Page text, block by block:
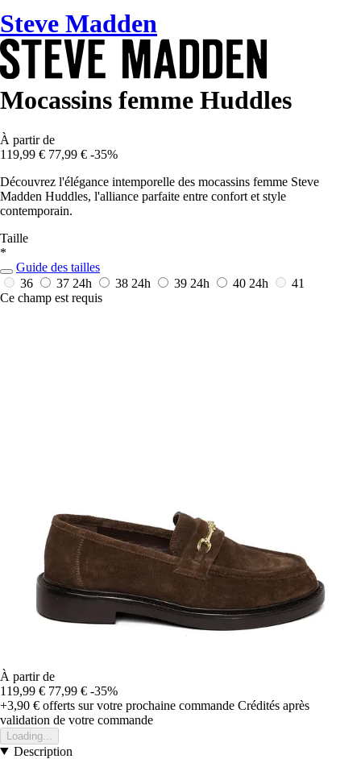
Steve Madden
Mocassins femme Huddles
À partir de
119,99 € 77,99 € -35%
Découvrez l'élégance intemporelle des mocassins femme Steve
Madden Huddles, l'alliance parfaite entre confort et style
contemporain.
Taille
*
Guide des tailles
36
37 24h 38 24h 39 24h 40 24h
41
Ce champ est requis
À partir de
119,99 € 77,99 € -35%
+3,90 € offerts sur votre prochaine commande Crédités après
validation de votre commande
Loading...
Description